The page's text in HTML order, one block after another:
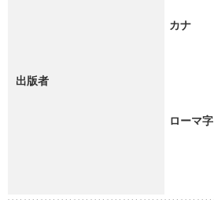
出版者
カナ
ローマ字